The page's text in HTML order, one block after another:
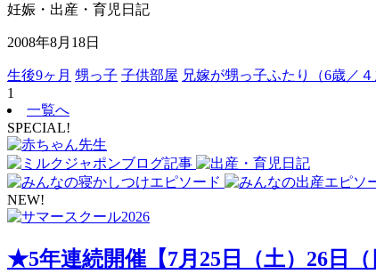
妊娠・出産・育児日記
2008年8月18日
生後9ヶ月 甥っ子 子供部屋 兄嫁が甥っ子ふたり（6歳／
1
一覧へ
SPECIAL!
NEW!
★5年連続開催【7月25日（土）26日